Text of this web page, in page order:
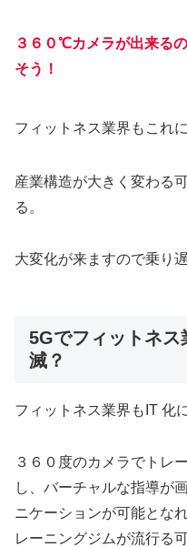
３６０℃カメラが出来る
そう！
フィットネス業界もこれ
産業構造が大きく変わる
る。
大変化が来ますので乗り
5Gでフィットネ
滅？
フィットネス業界もIT 化
３６０度のカメラでトレ
し、バーチャルな指導が
ニケーションが可能とな
レーニングジムが流行る